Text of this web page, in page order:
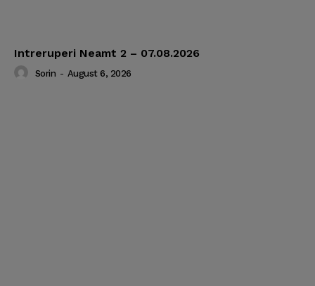
Intreruperi Neamt 2 – 07.08.2026
Sorin - August 6, 2026